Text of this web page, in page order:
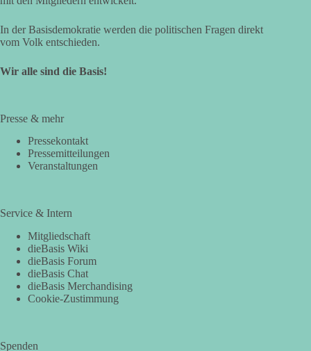
In der Basisdemokratie werden die politischen Fragen direkt
vom Volk entschieden.
Wir alle sind die Basis!
Presse & mehr
Pressekontakt
Pressemitteilungen
Veranstaltungen
Service & Intern
Mitgliedschaft
dieBasis Wiki
dieBasis Forum
dieBasis Chat
dieBasis Merchandising
Cookie-Zustimmung
Spenden